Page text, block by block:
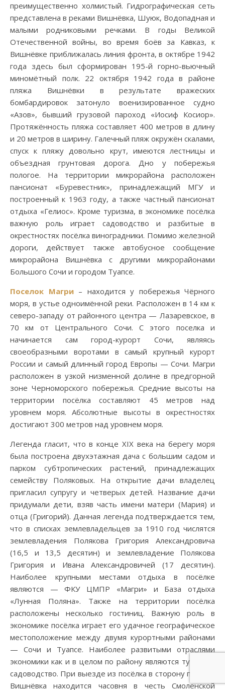
преимущественно холмистый. Гидрографическая сеть
представлена в реками Вишнёвка, Шуюк, Водопадная и
малыми родниковыми речками. В годы Великой
Отечественной войны, во время боёв за Кавказ, к
Вишнёвке приближалась линия фронта, в октябре 1942
года здесь был сформирован 195-й горно-вьючный
миномётный полк. 22 октября 1942 года в районе
пляжа Вишнёвки в результате вражеских
бомбардировок затонуло военизированное судно
«Азов», бывший грузовой пароход «Иосиф Косиор».
Протяжённость пляжа составляет 400 метров в длину
и 20 метров в ширину. Галечный пляж окружён скалами,
спуск к пляжу довольно крут, имеются лестницы и
объездная грунтовая дорога. Дно у побережья
пологое. На территории микрорайона расположен
пансионат «Буревестник», принадлежащий МГУ и
построенный к 1963 году, а также частный пансионат
отдыха «Гелиос». Кроме туризма, в экономике посёлка
важную роль играет садоводство и разбитые в
окрестностях посёлка виноградники. Помимо железной
дороги, действует также автобусное сообщение
микрорайона Вишнёвка с другими микрорайонами
Большого Сочи и городом Туапсе.
Поселок Магри– находится у побережья Чёрного
моря, в устье одноимённой реки. Расположен в 14 км к
северо-западу от районного центра — Лазаревское, в
70 км от Центрального Сочи. С этого поселка и
начинается сам город-курорт Сочи, являясь
своеобразными воротами в самый крупный курорт
России и самый длинный город Европы — Сочи. Магри
расположен в узкой низменной долине в предгорной
зоне Черноморского побережья. Средние высоты на
территории посёлка составляют 45 метров над
уровнем моря. Абсолютные высоты в окрестностях
достигают 300 метров над уровнем моря.
Легенда гласит, что в конце XIX века на берегу моря
была построена двухэтажная дача с большим садом и
парком субтропических растений, принадлежащих
семейству Поляковых. На открытие дачи владелец
пригласил супругу и четверых детей. Название дачи
придумали дети, взяв часть имени матери (Мария) и
отца (Григорий). Данная легенда подтверждается тем,
что в списках землевладельцев за 1910 год числятся
землевладения Полякова Григория Александровича
(16,5 и 13,5 десятин) и землевладение Полякова
Григория и Ивана Александровичей (17 десятин).
Наиболее крупными местами отдыха в посёлке
являются — ФКУ ЦМПР «Магри» и База отдыха
«Лунная Поляна». Также на территории посёлка
расположены несколько гостиниц. Важную роль в
экономике посёлка играет его удачное географическое
местоположение между двумя курортными районами
— Сочи и Туапсе. Наиболее развитыми отраслями
экономики как и в целом по району являются туризм и
садоводство. При выезде из посёлка в сторону посёлка
Вишнёвка находится часовня в честь Смоленской